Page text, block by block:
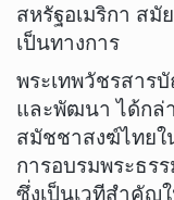
สหรัฐอเมริกา ส
เป็นทางการ
พระเทพวัชรสาร
และพัฒนา ได้กล่
สมัชชาสงฆ์ไทยใ
การอบรมพระธร
ซึ่งเป็นเวทีสำคัญ